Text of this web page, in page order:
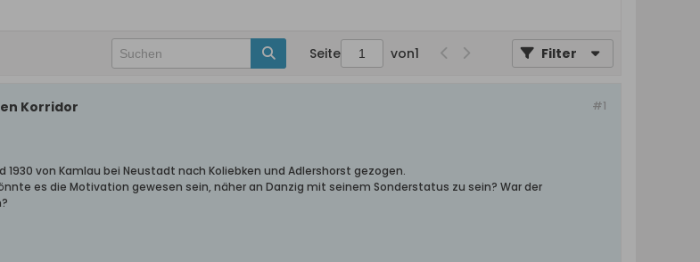
Seite von1 Filter
#1
Korridor
von Kamlau bei Neustadt nach Koliebken und Adlershorst gezogen.
es die Motivation gewesen sein, näher an Danzig mit seinem Sonderstatus zu sein? War der